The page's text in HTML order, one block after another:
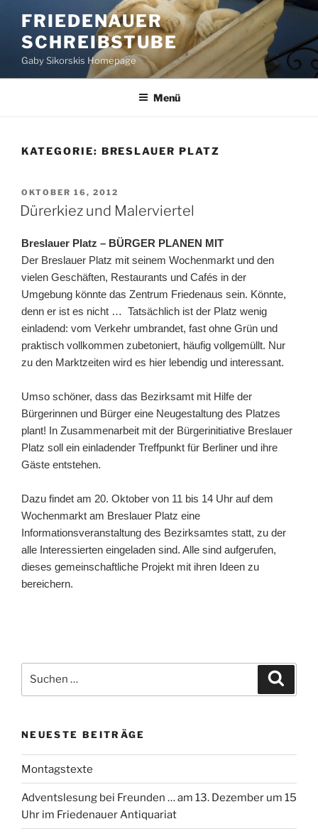
Inhalt
springen
FRIEDENAUER
SCHREIBSTUBE
Gaby Sikorskis Homepage
Menü
KATEGORIE: BRESLAUER PLATZ
VERÖFFENTLICHT
AM
OKTOBER 16, 2012
Dürerkiez und Malerviertel
Breslauer Platz – BÜRGER PLANEN MIT
Der Breslauer Platz mit seinem Wochenmarkt und den
vielen Geschäften, Restaurants und Cafés in der
Umgebung könnte das Zentrum Friedenaus sein. Könnte,
denn er ist es nicht … Tatsächlich ist der Platz wenig
einladend: vom Verkehr umbrandet, fast ohne Grün und
praktisch vollkommen zubetoniert, häufig vollgemüllt. Nur
zu den Marktzeiten wird es hier lebendig und interessant.
Umso schöner, dass das Bezirksamt mit Hilfe der
Bürgerinnen und Bürger eine Neugestaltung des Platzes
plant! In Zusammenarbeit mit der Bürgerinitiative Breslauer
Platz soll ein einladender Treffpunkt für Berliner und ihre
Gäste entstehen.
Dazu findet am 20. Oktober von 11 bis 14 Uhr auf dem
Wochenmarkt am Breslauer Platz eine
Informationsveranstaltung des Bezirksamtes statt, zu der
alle Interessierten eingeladen sind. Alle sind aufgerufen,
dieses gemeinschaftliche Projekt mit ihren Ideen zu
bereichern.
nach:
NEUESTE BEITRÄGE
Montagstexte
Adventslesung bei Freunden … am 13. Dezember um 15
Uhr im Friedenauer Antiquariat